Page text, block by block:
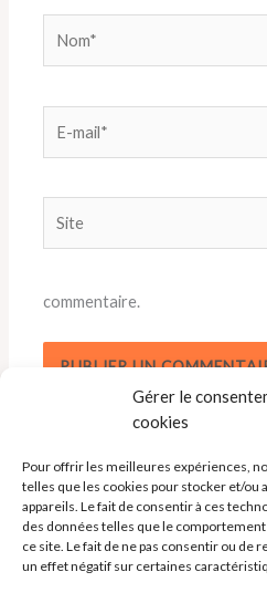
Gérer le
cookies
Pour offrir les meilleures expériences,
telles que les cookies pour stocker et/ou
appareils. Le fait de consentir à ces
des données telles que le
ce site. Le fait de ne pas consentir ou
un effet négatif sur certaines
mail*
commentaire.